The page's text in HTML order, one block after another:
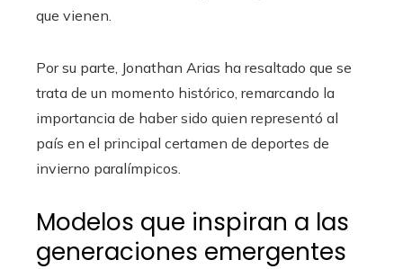
que vienen.
Por su parte, Jonathan Arias ha resaltado que se
trata de un momento histórico, remarcando la
importancia de haber sido quien representó al
país en el principal certamen de deportes de
invierno paralímpicos.
Modelos que inspiran a las
generaciones emergentes